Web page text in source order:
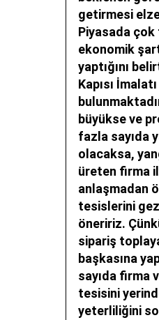
getirmesi
Piyasada çok
ekonomik
yaptığını
Kapısı
büyükse ve
fazla sayıda
olacaksa,
üreten firma
anlaşmadan
tesislerini
öneririz.
sipariş
başkasına
sayıda firma
tesisini
yeterliliğini